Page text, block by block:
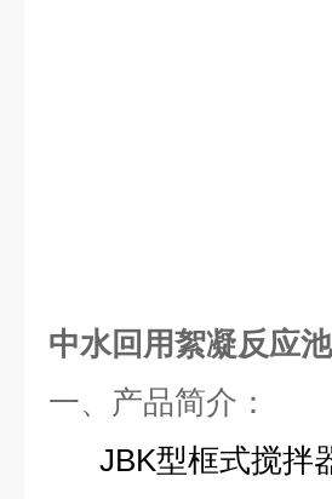
中水回用絮凝反应
一、 产品简介：
JBK型框式搅拌